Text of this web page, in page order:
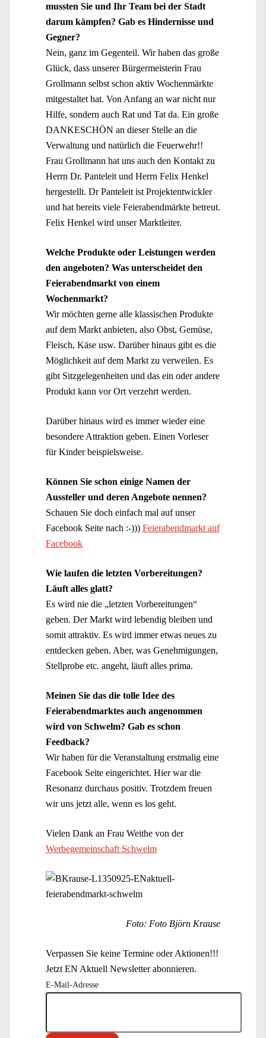
mussten Sie und Ihr Team bei der Stadt
darum kämpfen? Gab es Hindernisse und
Gegner?
Nein, ganz im Gegenteil. Wir haben das große
Glück, dass unserer Bürgermeisterin Frau
Grollmann selbst schon aktiv Wochenmärkte
mitgestaltet hat. Von Anfang an war nicht nur
Hilfe, sondern auch Rat und Tat da. Ein große
DANKESCHÖN an dieser Stelle an die
Verwaltung und natürlich die Feuerwehr!!
Frau Grollmann hat uns auch den Kontakt zu
Herrn Dr. Panteleit und Herrn Felix Henkel
hergestellt. Dr Panteleit ist Projektentwickler
und hat bereits viele Feierabendmärkte betreut.
Felix Henkel wird unser Marktleiter.
Welche Produkte oder Leistungen werden
den angeboten? Was unterscheidet den
Feierabendmarkt von einem
Wochenmarkt?
Wir möchten gerne alle klassischen Produkte
auf dem Markt anbieten, also Obst, Gemüse,
Fleisch, Käse usw. Darüber hinaus gibt es die
Möglichkeit auf dem Markt zu verweilen. Es
gibt Sitzgelegenheiten und das ein oder andere
Produkt kann vor Ort verzehrt werden.
Darüber hinaus wird es immer wieder eine
besondere Attraktion geben. Einen Vorleser
für Kinder beispielsweise.
Können Sie schon einige Namen der
Aussteller und deren Angebote nennen?
Schauen Sie doch einfach mal auf unser
Facebook Seite nach :-))) Feierabendmarkt auf
Facebook
Wie laufen die letzten Vorbereitungen?
Läuft alles glatt?
Es wird nie die „letzten Vorbereitungen“
geben. Der Markt wird lebendig bleiben und
somit attraktiv. Es wird immer etwas neues zu
entdecken geben. Aber, was Genehmigungen,
Stellprobe etc. angeht, läuft alles prima.
Meinen Sie das die tolle Idee des
Feierabendmarktes auch angenommen
wird von Schwelm? Gab es schon
Feedback?
Wir haben für die Veranstaltung erstmalig eine
Facebook Seite eingerichtet. Hier war die
Resonanz durchaus positiv. Trotzdem freuen
wir uns jetzt alle, wenn es los geht.
Vielen Dank an Frau Weithe von der
Werbegemeinschaft Schwelm
Foto: Foto Björn Krause
Verpassen Sie keine Termine oder Aktionen!!!
Jetzt EN Aktuell Newsletter abonnieren.
E-Mail-Adresse